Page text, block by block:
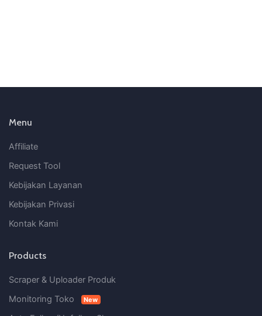
Menu
Affiliate
Request Tool
Kebijakan Layanan
Kebijakan Privasi
Kontak Kami
Products
Scraper & Uploader Produk
Monitoring Toko
New